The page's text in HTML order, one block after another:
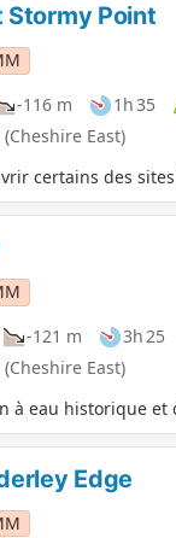
Stormy Point
-116 m 1h 35
East)
certains des
-121 m 3h 25
East)
à eau historique
Edge